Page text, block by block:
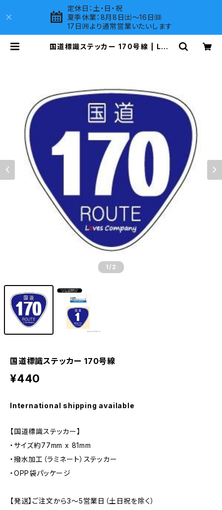
定休日：土・日・祝
夏季休業：8月8日㈯～16日㈰
17日㈪より通常営業いたいします
国道標識ステッカー 170号線 | LOV
1 /2
国道標識ステッカー 170号線
¥440
International shipping available
【国道標識ステッカー】
・サイズ約77mm x 81mm
・撥水加工（ラミネート）ステッカー
・OPP袋パッケージ
【発送】ご注文から3〜5営業日（土日祝を除く）